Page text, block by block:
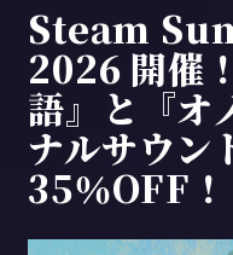
Steam
2026 開催
語』と『オ
ナルサウン
35％OFF！